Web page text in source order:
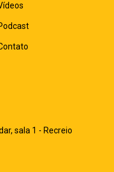
sala 1 - Recreio